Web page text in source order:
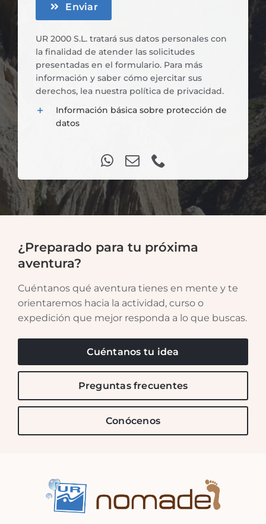
Enviar
UR 2000 S.L. tratará sus datos personales con
la finalidad de atender las solicitudes
presentadas en el formulario. Para más
información y saber cómo ejercitar sus
derechos, lea nuestra política de privacidad.
Información básica sobre protección de
datos
¿Preparado para tu próxima
aventura?
Cuéntanos qué aventura tienes en mente y te
orientaremos hacia la actividad, curso o
expedición que mejor responda a lo que buscas.
Cuéntanos tu idea
Preguntas frecuentes
Conócenos